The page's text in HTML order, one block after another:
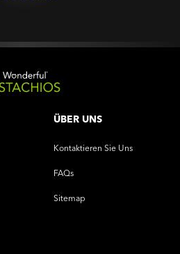
ÜBER UNS
Kontaktieren Sie Uns
FAQs
Sitemap